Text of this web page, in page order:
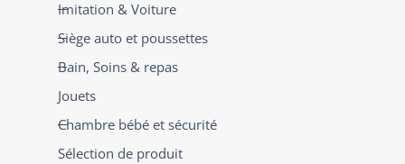
Imitation & Voiture
Siège auto et poussettes
Bain, Soins & repas
Jouets
Chambre bébé et sécurité
Sélection de produit